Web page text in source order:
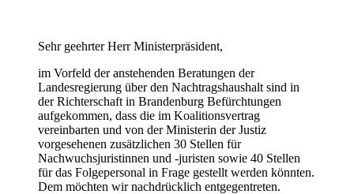
Sehr geehrter Herr Ministerpräsident,
im Vorfeld der anstehenden Beratungen der
Landesregierung über den Nachtragshaushalt sind in
der Richterschaft in Brandenburg Befürchtungen
aufgekommen, dass die im Koalitionsvertrag
vereinbarten und von der Ministerin der Justiz
vorgesehenen zusätzlichen 30 Stellen für
Nachwuchsjuristinnen und -juristen sowie 40 Stellen
für das Folgepersonal in Frage gestellt werden könnten.
Dem möchten wir nachdrücklich entgegentreten.